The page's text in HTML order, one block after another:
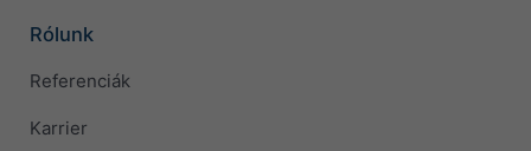
Rólunk
Referenciák
Karrier